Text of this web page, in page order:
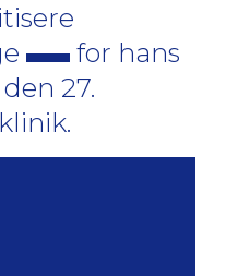
for hans
den 27.